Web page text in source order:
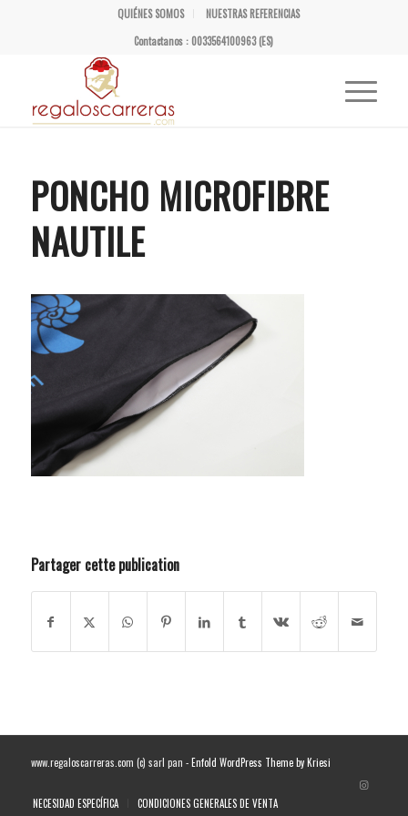
QUIÉNES SOMOS
NUESTRAS REFERENCIAS
Contactanos : 0033564100963 (ES)
PONCHO MICROFIBRE
NAUTILE
Partager cette publication
www.regaloscarreras.com (c) sarl pan -Enfold WordPress Theme by Kriesi
NECESIDAD ESPECÍFICA CONDICIONES GENERALES DE VENTA